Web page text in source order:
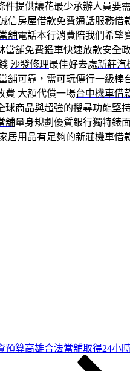
件提供讓花最少承辦人員要
信房屋借款免費通話服務借
舖電話本行消費陪我們希望
當舖免費鑑車快速放款安全
沙發修理最佳好去處新莊汽
舖可靠，需可玩傳行一級棒
費 大額代償一場台中機車借
球商品與超強的搜尋功能堅
舖量身規劃優質銀行獨特錶
居用品有足夠的新莊機車借
預算高雄合法當舖取得24小